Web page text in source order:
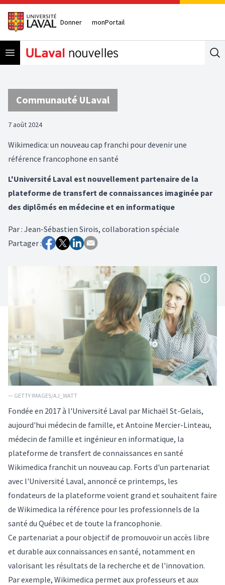
Donner monPortail
Open menu
Communauté ULaval
7 août 2024
Wikimedica: un nouveau cap franchi pour devenir une
référence francophone en santé
L'Université Laval est nouvellement partenaire de la
plateforme de transfert de connaissances imaginée par
des diplômés en médecine et en informatique
Par: Jean-Sébastien Sirois, collaboration spéciale
Partager :
— GETTY IMAGES/AJ_WATT
Fondée en 2017 à l'Université Laval par Michaël St-Gelais,
aujourd'hui médecin de famille, et Antoine Mercier-Linteau,
médecin de famille et ingénieur en informatique, la
plateforme de transfert de connaissances en santé
Wikimedica franchit un nouveau cap. Forts d'un partenariat
avec l'Université Laval, annoncé ce printemps, les
fondateurs de la plateforme voient grand et souhaitent faire
de Wikimedica la référence pour les professionnels de la
santé du Québec et de toute la francophonie.
Ce partenariat a pour objectif de promouvoir un accès libre
et durable aux connaissances en santé, notamment en
valorisant les résultats de la recherche et de l'innovation.
Par exemple, Wikimedica permet aux professeurs et aux